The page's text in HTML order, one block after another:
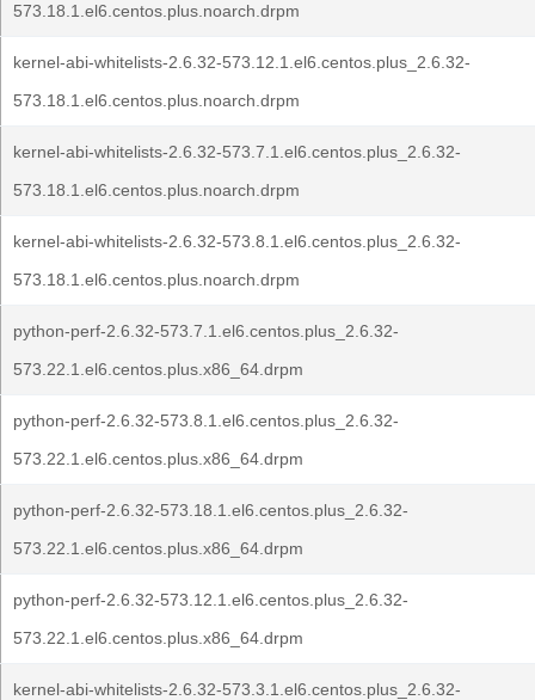
573.18.1.el6.centos.plus.noarch.drpm
kernel-abi-whitelists-2.6.32-573.12.1.el6.centos.plus_2.6.32-
573.18.1.el6.centos.plus.noarch.drpm
kernel-abi-whitelists-2.6.32-573.7.1.el6.centos.plus_2.6.32-
573.18.1.el6.centos.plus.noarch.drpm
kernel-abi-whitelists-2.6.32-573.8.1.el6.centos.plus_2.6.32-
573.18.1.el6.centos.plus.noarch.drpm
python-perf-2.6.32-573.7.1.el6.centos.plus_2.6.32-
573.22.1.el6.centos.plus.x86_64.drpm
python-perf-2.6.32-573.8.1.el6.centos.plus_2.6.32-
573.22.1.el6.centos.plus.x86_64.drpm
python-perf-2.6.32-573.18.1.el6.centos.plus_2.6.32-
573.22.1.el6.centos.plus.x86_64.drpm
python-perf-2.6.32-573.12.1.el6.centos.plus_2.6.32-
573.22.1.el6.centos.plus.x86_64.drpm
kernel-abi-whitelists-2.6.32-573.3.1.el6.centos.plus_2.6.32-